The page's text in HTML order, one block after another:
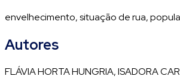
envelhecimento, situação de rua,
Autores
FLÁVIA HORTA HUNGRIA, ISADORA